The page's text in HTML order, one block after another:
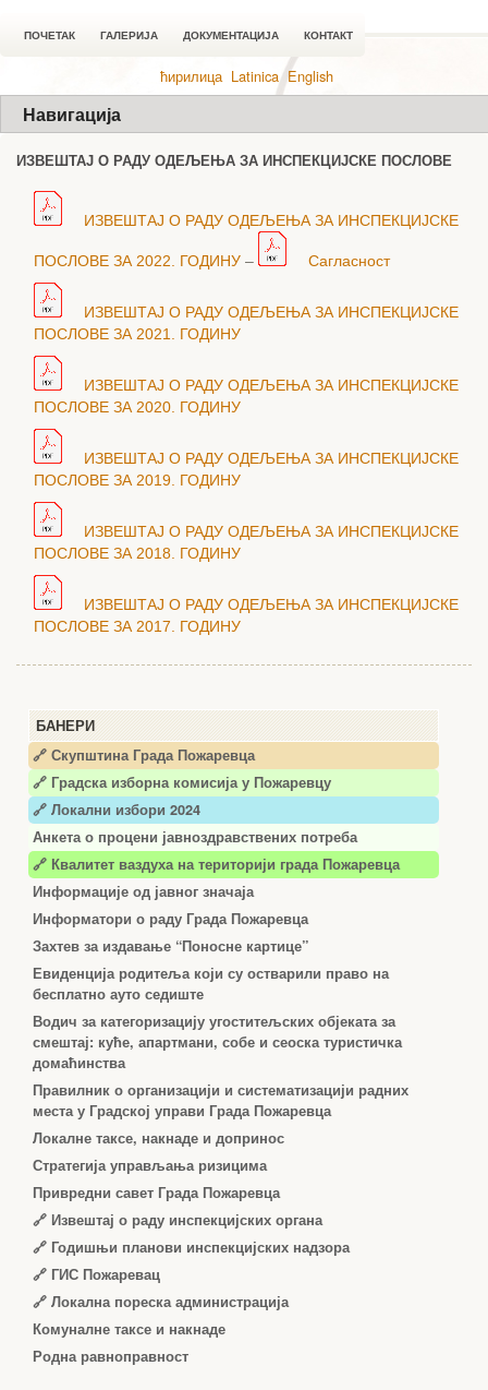
ПОЧЕТАК ГАЛЕРИЈА ДОКУМЕНТАЦИЈА КОНТАКТ
ћирилица Latinica English
Навигација
БАНЕРИ
🔗 Скупштина Града Пожаревца
🔗 Градска изборна комисија у Пожаревцу
🔗 Локални избори 2024
Анкета о процени јавноздравствених потреба
🔗 Квалитет ваздуха на територији града Пожаревца
Информације од јавног значаја
Информатори о раду Града Пожаревца
Захтев за издавање “Поносне картице”
Евиденција родитеља који су остварили право на
бесплатно ауто седиште
Водич за категоризацију угоститељских објеката за
смештај: куће, апартмани, собе и сеоска туристичка
домаћинства
Правилник о организацији и систематизацији радних
места у Градској управи Града Пожаревца
Локалне таксе, накнаде и допринос
Стратегија управљања ризицима
Привредни савет Града Пожаревца
🔗 Извештај о раду инспекцијских органа
🔗 Годишњи планови инспекцијских надзора
🔗 ГИС Пожаревац
🔗 Локална пореска администрација
Комуналне таксе и накнаде
Родна равноправност
ИЗВЕШТАЈ О РАДУ ОДЕЉЕЊА ЗА ИНСПЕКЦИЈСКЕ ПОСЛОВЕ
ИЗВЕШТАЈ О РАДУ ОДЕЉЕЊА ЗА ИНСПЕКЦИЈСКЕ
ПОСЛОВЕ ЗА 2022. ГОДИНУ – Сагласност
ИЗВЕШТАЈ О РАДУ ОДЕЉЕЊА ЗА ИНСПЕКЦИЈСКЕ
ПОСЛОВЕ ЗА 2021. ГОДИНУ
ИЗВЕШТАЈ О РАДУ ОДЕЉЕЊА ЗА ИНСПЕКЦИЈСКЕ
ПОСЛОВЕ ЗА 2020. ГОДИНУ
ИЗВЕШТАЈ О РАДУ ОДЕЉЕЊА ЗА ИНСПЕКЦИЈСКЕ
ПОСЛОВЕ ЗА 2019. ГОДИНУ
ИЗВЕШТАЈ О РАДУ ОДЕЉЕЊА ЗА ИНСПЕКЦИЈСКЕ
ПОСЛОВЕ ЗА 2018. ГОДИНУ
ИЗВЕШТАЈ О РАДУ ОДЕЉЕЊА ЗА ИНСПЕКЦИЈСКЕ
ПОСЛОВЕ ЗА 2017. ГОДИНУ